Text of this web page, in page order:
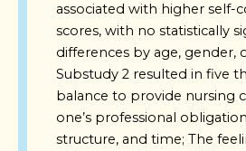
associated with higher self-
scores, with no statistically
differences by age, gender,
Substudy 2 resulted in five
balance to provide nursing
one’s professional
structure, and time; The